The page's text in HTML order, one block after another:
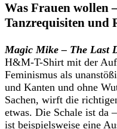
Was Frauen wollen
Tanzrequisiten und
Magic Mike – The Last
H&M-T-Shirt mit der
Feminismus als
und Kanten und ohne
Sachen, wirft die
etwas. Die Schale ist da
ist beispielsweise eine